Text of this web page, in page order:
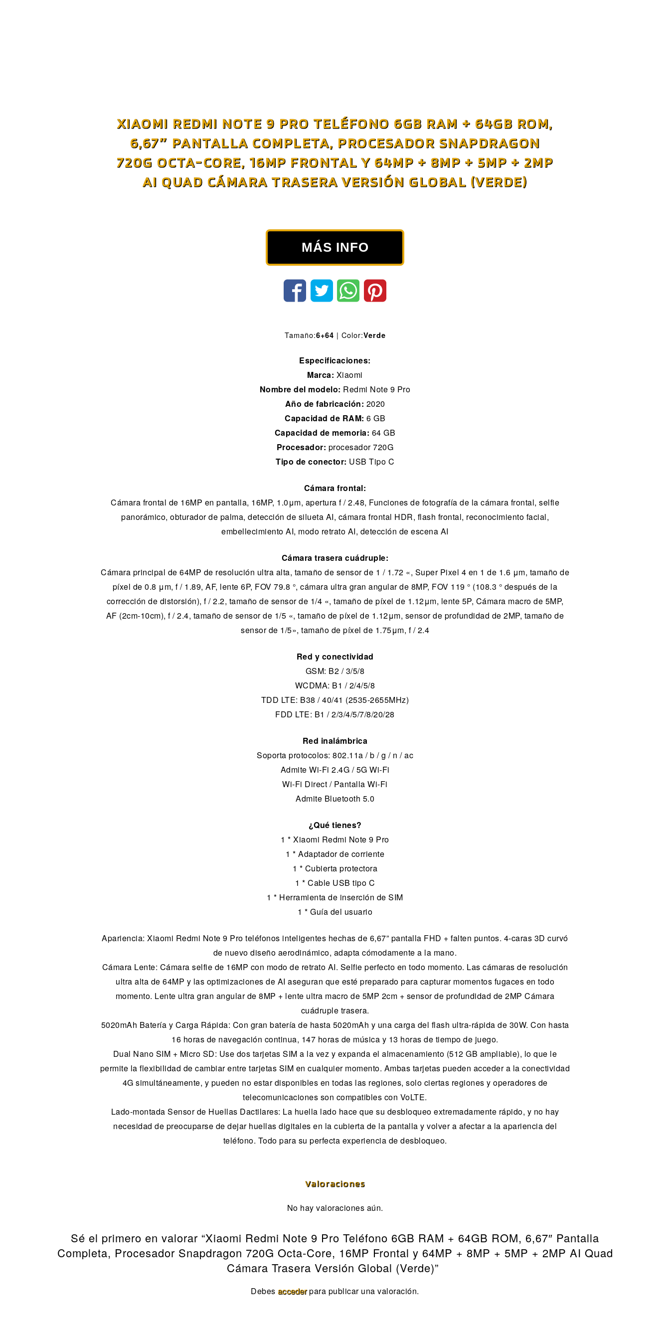
XIAOMI REDMI NOTE 9 PRO TELÉFONO 6GB RAM + 64GB ROM,
6,67″ PANTALLA COMPLETA, PROCESADOR SNAPDRAGON
720G OCTA-CORE, 16MP FRONTAL Y 64MP + 8MP + 5MP + 2MP
AI QUAD CÁMARA TRASERA VERSIÓN GLOBAL (VERDE)
MÁS INFO
Tamaño:6+64 | Color:Verde
Especificaciones:
Marca: Xiaomi
Nombre del modelo: Redmi Note 9 Pro
Año de fabricación: 2020
Capacidad de RAM: 6 GB
Capacidad de memoria: 64 GB
Procesador: procesador 720G
Tipo de conector: USB Tipo C
Cámara frontal:
Cámara frontal de 16MP en pantalla, 16MP, 1.0μm, apertura f / 2.48, Funciones de fotografía de la cámara frontal, selfie
panorámico, obturador de palma, detección de silueta AI, cámara frontal HDR, flash frontal, reconocimiento facial,
embellecimiento AI, modo retrato AI, detección de escena AI
Cámara trasera cuádruple:
Cámara principal de 64MP de resolución ultra alta, tamaño de sensor de 1 / 1.72 «, Super Pixel 4 en 1 de 1.6 μm, tamaño de
píxel de 0.8 μm, f / 1.89, AF, lente 6P, FOV 79.8 °, cámara ultra gran angular de 8MP, FOV 119 ° (108.3 ° después de la
corrección de distorsión), f / 2.2, tamaño de sensor de 1/4 «, tamaño de píxel de 1.12μm, lente 5P, Cámara macro de 5MP,
AF (2cm-10cm), f / 2.4, tamaño de sensor de 1/5 «, tamaño de píxel de 1.12μm, sensor de profundidad de 2MP, tamaño de
sensor de 1/5», tamaño de píxel de 1.75μm, f / 2.4
Red y conectividad
GSM: B2 / 3/5/8
WCDMA: B1 / 2/4/5/8
TDD LTE: B38 / 40/41 (2535-2655MHz)
FDD LTE: B1 / 2/3/4/5/7/8/20/28
Red inalámbrica
Soporta protocolos: 802.11a / b / g / n / ac
Admite Wi-Fi 2.4G / 5G Wi-Fi
Wi-Fi Direct / Pantalla Wi-Fi
Admite Bluetooth 5.0
¿Qué tienes?
1 * Xiaomi Redmi Note 9 Pro
1 * Adaptador de corriente
1 * Cubierta protectora
1 * Cable USB tipo C
1 * Herramienta de inserción de SIM
1 * Guía del usuario
Apariencia: Xiaomi Redmi Note 9 Pro teléfonos inteligentes hechas de 6,67” pantalla FHD + falten puntos. 4-caras 3D curvó
de nuevo diseño aerodinámico, adapta cómodamente a la mano.
Cámara Lente: Cámara selfie de 16MP con modo de retrato AI. Selfie perfecto en todo momento. Las cámaras de resolución
ultra alta de 64MP y las optimizaciones de AI aseguran que esté preparado para capturar momentos fugaces en todo
momento. Lente ultra gran angular de 8MP + lente ultra macro de 5MP 2cm + sensor de profundidad de 2MP Cámara
cuádruple trasera.
5020mAh Batería y Carga Rápida: Con gran batería de hasta 5020mAh y una carga del flash ultra-rápida de 30W. Con hasta
16 horas de navegación continua, 147 horas de música y 13 horas de tiempo de juego.
Dual Nano SIM + Micro SD: Use dos tarjetas SIM a la vez y expanda el almacenamiento (512 GB ampliable), lo que le
permite la flexibilidad de cambiar entre tarjetas SIM en cualquier momento. Ambas tarjetas pueden acceder a la conectividad
4G simultáneamente, y pueden no estar disponibles en todas las regiones, solo ciertas regiones y operadores de
telecomunicaciones son compatibles con VoLTE.
Lado-montada Sensor de Huellas Dactilares: La huella lado hace que su desbloqueo extremadamente rápido, y no hay
necesidad de preocuparse de dejar huellas digitales en la cubierta de la pantalla y volver a afectar a la apariencia del
teléfono. Todo para su perfecta experiencia de desbloqueo.
Valoraciones
No hay valoraciones aún.
Sé el primero en valorar “Xiaomi Redmi Note 9 Pro Teléfono 6GB RAM + 64GB ROM, 6,67″ Pantalla
Completa, Procesador Snapdragon 720G Octa-Core, 16MP Frontal y 64MP + 8MP + 5MP + 2MP AI Quad
Cámara Trasera Versión Global (Verde)”
Debesaccederpara publicar una valoración.